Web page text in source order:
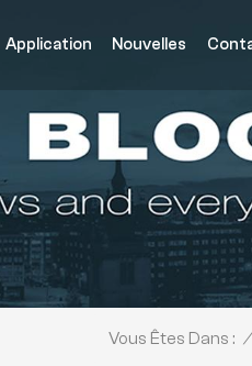
Application Nouvelles
Vous Êtes Dans : /